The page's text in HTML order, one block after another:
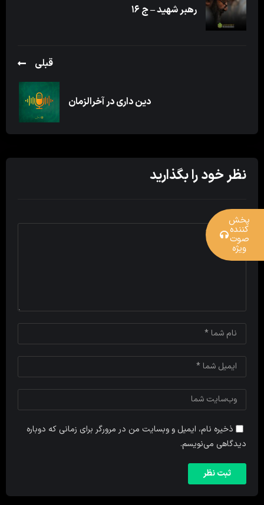
رهبر شهید – ج ۱۶
قبلی
دین داری در آخرالزمان
نظر خود را بگذارید
ذخیره نام، ایمیل و وبسایت من در مرورگر برای زمانی که دوباره
دیدگاهی می‌نویسم.
پخش
کننده
صوت
ویژه